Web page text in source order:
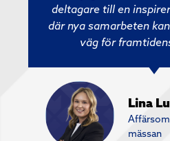
deltagare till en
där nya samarbeten
väg för
Lina
mässan